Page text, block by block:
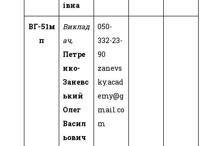
івна
ВГ-51м
п
Виклад
ач,
Петре
нко-
Заневс
ький
Олег
Васил
ьович
050-
332-23-
90
zanevs
ky.acad
emy@g
mail.co
m